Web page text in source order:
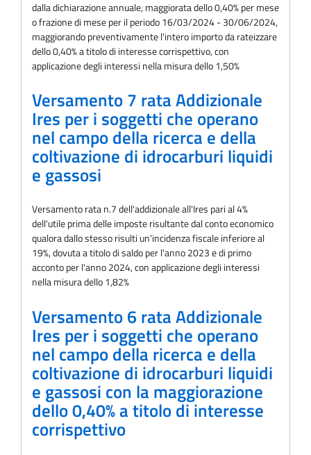
dalla dichiarazione annuale, maggiorata dello 0,40% per mese
o frazione di mese per il periodo 16/03/2024 - 30/06/2024,
maggiorando preventivamente l'intero importo da rateizzare
dello 0,40% a titolo di interesse corrispettivo, con
applicazione degli interessi nella misura dello 1,50%
Versamento 7 rata Addizionale
Ires per i soggetti che operano
nel campo della ricerca e della
coltivazione di idrocarburi liquidi
e gassosi
Versamento rata n.7 dell'addizionale all'Ires pari al 4%
dell'utile prima delle imposte risultante dal conto economico
qualora dallo stesso risulti un'incidenza fiscale inferiore al
19%, dovuta a titolo di saldo per l'anno 2023 e di primo
acconto per l'anno 2024, con applicazione degli interessi
nella misura dello 1,82%
Versamento 6 rata Addizionale
Ires per i soggetti che operano
nel campo della ricerca e della
coltivazione di idrocarburi liquidi
e gassosi con la maggiorazione
dello 0,40% a titolo di interesse
corrispettivo